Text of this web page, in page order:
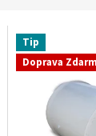
Tip
Doprava